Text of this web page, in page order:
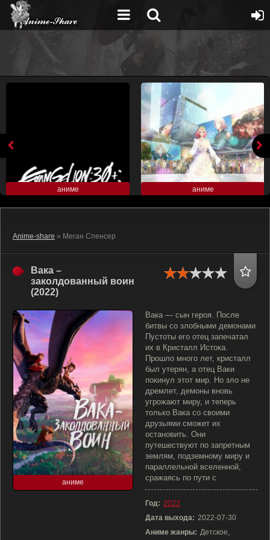
аниме аниме
Anime-share » Меган Спенсер
Вака –
заколдованный воин
(2022)
аниме
Вака — сын героя. После
битвы со злобными демонами
Пустоты его отец запечатал
их в Кристалл Истока.
Прошло много лет, кристалл
был утерян, а отец Ваки
покинул этот мир. Но зло не
дремлет, демоны вновь
угрожают миру, и теперь
только Вака со своими
друзьями сможет их
остановить. Они
путешествуют по запретным
землям, подземному миру и
параллельной вселенной,
сражаясь по пути с
Год: 2022
Дата выхода: 2022-07-30
Аниме жанры: Детское,